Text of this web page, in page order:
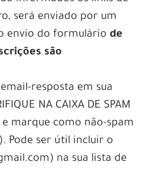
será enviado por um
envio do formulário de
são
resposta em sua
NA CAIXA DE SPAM
e marque como não-spam
Pode ser útil incluir o
na sua lista de